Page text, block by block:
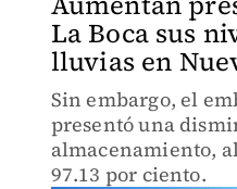
La Boca sus
lluvias en
Sin embargo, el
presentó una
almacenamiento,
97.13 por ciento.